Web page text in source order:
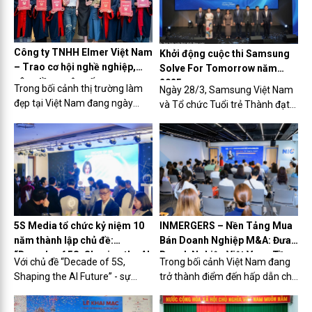
kinh doanh năm 2024 mà còn
đưa ra định hướng kế hoạch
cho năm 2025 cùng nhiều nội
dung quan trọng khác.
Công ty TNHH Elmer Việt Nam
– Trao cơ hội nghề nghiệp,
nâng tầm cuộc sống
Trong bối cảnh thị trường làm
đẹp tại Việt Nam đang ngày
Elmer Việt Nam đang ghi dấu
ấn với mô hình chăm sóc sắc
đẹp, điều trị nám, tàn nhang...
và kết hợp đào tạo nghề làm
đẹp mang giá trị nhân văn.
Không chỉ cung cấp dịch vụ chất
lượng, Elmer còn là nơi chắp
cánh cho những ước mơ đổi đời,
đặc biệt dành cho những người
có hoàn cảnh khó khăn.
Khởi động cuộc thi Samsung
Solve For Tomorrow năm
2025
Ngày 28/3, Samsung Việt Nam
và Tổ chức Tuổi trẻ Thành đạt
chính thức phát động cuộc thi
"Samsung Solve for Tomorrow
2025".
5S Media tổ chức kỷ niệm 10
năm thành lập chủ đề:
“Decade of 5S, Shaping the AI
Với chủ đề “Decade of 5S,
Shaping the AI Future” - sự
công ty TNHH Tư vấn và Truyền
INMERGERS – Nền Tảng Mua
Bán Doanh Nghiệp M&A: Đưa
Doanh Nghiệp Việt Vươn Tầm
Quốc Tế
Trong bối cảnh Việt Nam đang
trở thành điểm đến hấp dẫn cho
M&A nổi lên như một phương